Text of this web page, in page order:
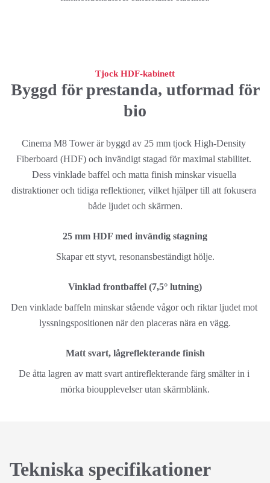
Tjock HDF-kabinett
Byggd för prestanda, utformad för
bio
Cinema M8 Tower är byggd av 25 mm tjock High-Density
Fiberboard (HDF) och invändigt stagad för maximal stabilitet.
Dess vinklade baffel och matta finish minskar visuella
distraktioner och tidiga reflektioner, vilket hjälper till att fokusera
både ljudet och skärmen.
25 mm HDF med invändig stagning
Skapar ett styvt, resonansbeständigt hölje.
Vinklad frontbaffel (7,5° lutning)
Den vinklade baffeln minskar stående vågor och riktar ljudet mot
lyssningspositionen när den placeras nära en vägg.
Matt svart, lågreflekterande finish
De åtta lagren av matt svart antireflekterande färg smälter in i
mörka bioupplevelser utan skärmblänk.
Tekniska specifikationer